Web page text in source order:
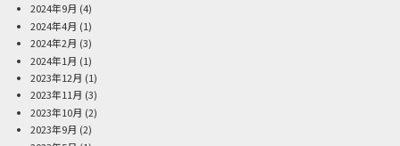
2024年9月 (4)
2024年4月 (1)
2024年2月 (3)
2024年1月 (1)
2023年12月 (1)
2023年11月 (3)
2023年10月 (2)
2023年9月 (2)